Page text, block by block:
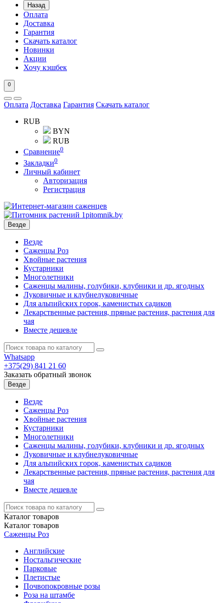
Назад
Оплата
Доставка
Гарантия
Скачать каталог
Новинки
Акции
Хочу кэшбек
0
Оплата Доставка Гарантия Скачать каталог
RUB
BYN
RUB
Сравнение0
Закладки0
Личный кабинет
Авторизация
Регистрация
Везде
Везде
Саженцы Роз
Хвойные растения
Кустарники
Многолетники
Саженцы малины, голубики, клубники и др. ягодных
Луковичные и клубнелуковичные
Для альпийских горок, каменистых садиков
Лекарственные растения, пряные растения, растения для
чая
Вместе дешевле
Whatsapp
+375(29) 841 21 60
Заказать обратный звонок
Везде
Везде
Саженцы Роз
Хвойные растения
Кустарники
Многолетники
Саженцы малины, голубики, клубники и др. ягодных
Луковичные и клубнелуковичные
Для альпийских горок, каменистых садиков
Лекарственные растения, пряные растения, растения для
чая
Вместе дешевле
Каталог товаров
Каталог товаров
Саженцы Роз
Английские
Ностальгические
Парковые
Плетистые
Почвопокровные розы
Роза на штамбе